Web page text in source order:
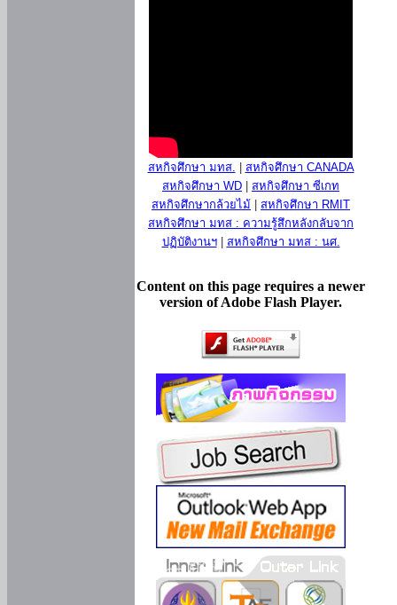
สหกิจศึกษา มทส.
สหกิจศึกษา CANADA
สหกิจศึกษา WD
สหกิจศึกษา ซีเกท
สหกิจศึกษากล้วยไม้
สหกิจศึกษา RMIT
สหกิจศึกษา มทส : ความรู้สึกหลังกลับจาก
ปฏิบัติงานฯ| สหกิจศึกษา มทส : นศ.
Content on this page requires a newer
version of Adobe Flash Player.